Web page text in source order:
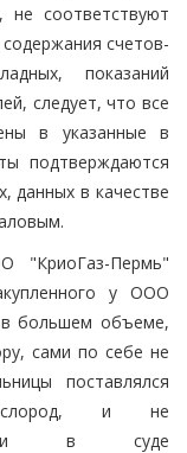
соответствуют
счетов-
показаний
следует, что все
в указанные в
подтверждаются
данных в качестве
"КриоГаз-Пермь"
у ООО
большем объеме,
сами по себе не
поставлялся
и не
в суде